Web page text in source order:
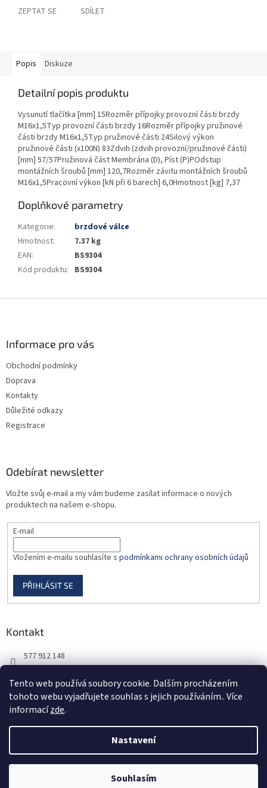
Tento web používá soubory cookie. Dalším procházením
tohoto webu vyjadřujete souhlas s jejich používáním.. Více
informacízde.
Nastavení
Souhlasím
ZEPTAT SE SDÍLET
Popis Diskuze
Detailní popis produktu
Vysunutí tlačítka [mm] 15Rozměr přípojky provozní části brzdy
M16x1,5Typ provozní části brzdy 16Rozměr přípojky pružinové
části brzdy M16x1,5Typ pružinové části 24Silový výkon
pružinové části (x100N) 83Zdvih (zdvih provozní/pružinové části)
[mm] 57/57Pružinová část Membrána (D), Píst (P)POdstup
montážních šroubů [mm] 120,7Rozměr závitu montážních šroubů
M16x1,5Pracovní výkon [kN při 6 barech] 6,0Hmotnost [kg] 7,37
Doplňkové parametry
Kategorie:
brzdové válce
Hmotnost:
7.37 kg
EAN:
BS9304
Kód produktu: BS9304
Informace pro vás
Obchodní podmínky
Doprava
Kontakty
Důležité odkazy
Registrace
Odebírat newsletter
Vložte svůj e-mail a my vám budeme zasílat informace o nových
produktech na našem e-shopu.
E-mail
Vložením e-mailu souhlasíte s podmínkami ochrany osobních údajů
PŘIHLÁSIT SE
Kontakt
577 912 148
Vytvořil Shoptet
DORBAS, s.r.o.. Všechna práva vyhrazena.